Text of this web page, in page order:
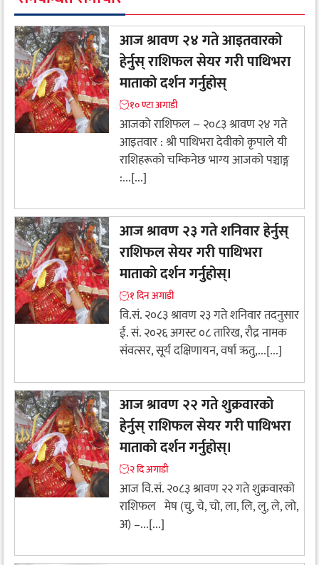
आज श्रावण २४ गते आइतवारको
हेर्नुस् राशिफल सेयर गरी पाथिभरा
माताको दर्शन गर्नुहोस्
१० ण्टा अगाडी
आजको राशिफल ~ २०८३ श्रावण २४ गते
आइतवार : श्री पाथिभरा देवीकाे कृपाले यी
राशिहरूकाे चम्किनेछ भाग्य आजको पञ्चाङ्ग
:...[...]
आज श्रावण २३ गते शनिवार हेर्नुस्
राशिफल सेयर गरी पाथिभरा
माताको दर्शन गर्नुहोस्।
१ दिन अगाडी
वि.सं. २०८३ श्रावण २३ गते शनिवार तदनुसार
ई. सं. २०२६ अगस्ट ०८ तारिख, रौद्र नामक
संवत्सर, सूर्य दक्षिणायन, वर्षा ऋतु,...[...]
आज श्रावण २२ गते शुक्रवारको
हेर्नुस् राशिफल सेयर गरी पाथिभरा
माताको दर्शन गर्नुहोस्।
२ दि अगाडी
आज वि.सं. २०८३ श्रावण २२ गते शुक्रवारको
राशिफल मेष (चु, चे, चो, ला, लि, लु, ले, लो,
अ) –...[...]